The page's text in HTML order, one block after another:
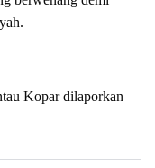
Kopar dilaporkan